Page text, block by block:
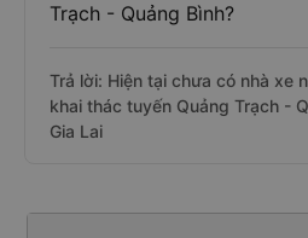
Trạch - Quảng Bình?
Trả lời: Hiện tại chưa có nhà xe
khai thác tuyến Quảng Trạch -
Gia Lai